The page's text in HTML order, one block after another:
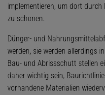
implementieren, um dort
zu schonen.
Dünger- und
werden, sie werden allerdings
Bau- und Abrissschutt stellen
daher wichtig sein,
vorhandene Materialien